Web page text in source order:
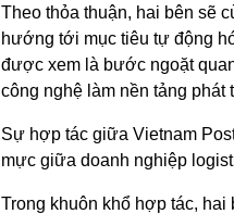
Theo thỏa thuận, hai bên sẽ
hướng tới mục tiêu tự động
được xem là bước ngoặt
công nghệ làm nền tảng phát
Sự hợp tác giữa Vietnam
mực giữa doanh nghiệp
Trong khuôn khổ hợp tác,